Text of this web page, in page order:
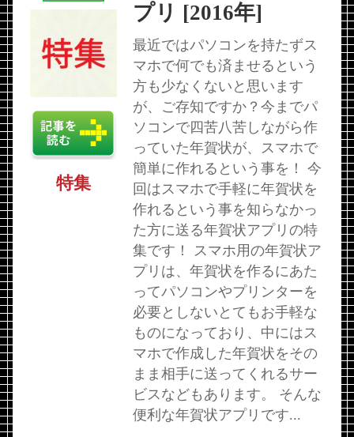
プリ [2016年]
最近ではパソコンを持たずス
マホで何でも済ませるという
方も少なくないと思います
が、ご存知ですか？今までパ
ソコンで四苦八苦しながら作
っていた年賀状が、スマホで
簡単に作れるという事を！ 今
回はスマホで手軽に年賀状を
作れるという事を知らなかっ
た方に送る年賀状アプリの特
集です！ スマホ用の年賀状ア
プリは、年賀状を作るにあた
ってパソコンやプリンターを
必要としないとてもお手軽な
ものになっており、中にはス
マホで作成した年賀状をその
まま相手に送ってくれるサー
ビスなどもあります。 そんな
便利な年賀状アプリです...
特集